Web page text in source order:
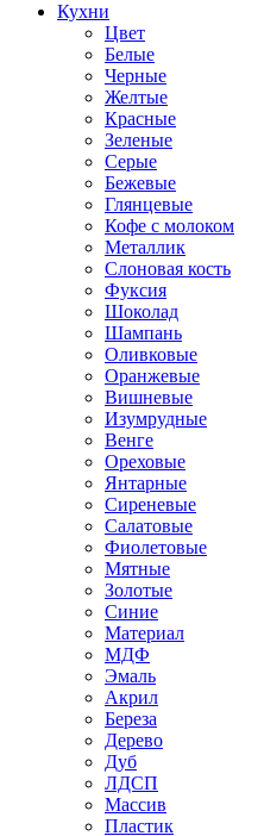
Кухни
Цвет
Белые
Черные
Желтые
Красные
Зеленые
Серые
Бежевые
Глянцевые
Кофе с молоком
Металлик
Слоновая кость
Фуксия
Шоколад
Шампань
Оливковые
Оранжевые
Вишневые
Изумрудные
Венге
Ореховые
Янтарные
Сиреневые
Салатовые
Фиолетовые
Мятные
Золотые
Синие
Материал
МДФ
Эмаль
Акрил
Береза
Дерево
Дуб
ЛДСП
Массив
Пластик